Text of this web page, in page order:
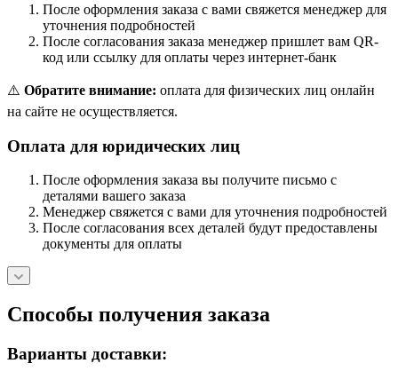
После оформления заказа с вами свяжется менеджер для
уточнения подробностей
После согласования заказа менеджер пришлет вам QR-
код или ссылку для оплаты через интернет-банк
⚠️ Обратите внимание: оплата для физических лиц онлайн
на сайте не осуществляется.
Оплата для юридических лиц
После оформления заказа вы получите письмо с
деталями вашего заказа
Менеджер свяжется с вами для уточнения подробностей
После согласования всех деталей будут предоставлены
документы для оплаты
Способы получения заказа
Варианты доставки: